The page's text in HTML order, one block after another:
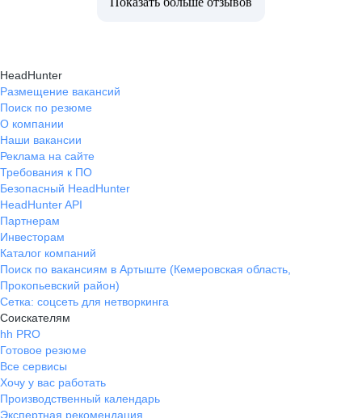
HeadHunter
Размещение вакансий
Поиск по резюме
О компании
Наши вакансии
Реклама на сайте
Требования к ПО
Безопасный HeadHunter
HeadHunter API
Партнерам
Инвесторам
Каталог компаний
Поиск по вакансиям в Артыште (Кемеровская область,
Прокопьевский район)
Сетка: соцсеть для нетворкинга
Соискателям
hh PRO
Готовое резюме
Все сервисы
Хочу у вас работать
Производственный календарь
Экспертная рекомендация